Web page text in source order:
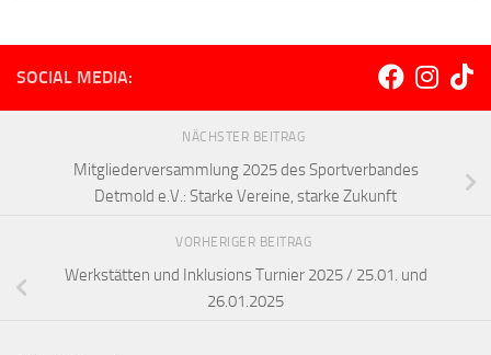
SOCIAL MEDIA:
NÄCHSTER BEITRAG
Mitgliederversammlung 2025 des Sportverbandes
Detmold e.V.: Starke Vereine, starke Zukunft
VORHERIGER BEITRAG
Werkstätten und Inklusions Turnier 2025 / 25.01. und
26.01.2025